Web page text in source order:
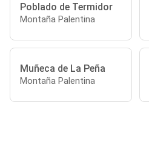
Poblado de Termidor
Montaña Palentina
Muñeca de La Peña
Montaña Palentina